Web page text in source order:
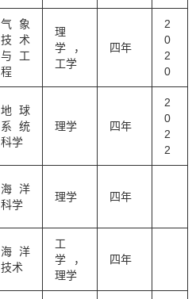
气象
技术
与工
程
理
学，
工学
四年
2
0
2
0
地球
系统
科学
理学 四年
2
0
2
2
海洋
科学
理学 四年
海洋
技术
工
学，
理学
四年